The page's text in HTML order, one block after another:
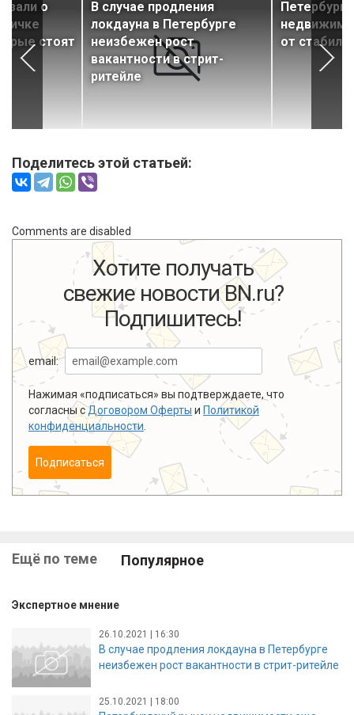
о
стоят
В случае продления
локдауна в Петербурге
неизбежен рост
вакантности в стрит-
ритейле
от
Поделитесь этой статьей:
Comments are disabled
Хотите получать
свежие новости BN.ru?
Подпишитесь!
email:
Нажимая «подписаться» вы подтверждаете, что
согласны сДоговором Оферты и Политикой
конфиденциальности
Подписаться
Ещё по теме Популярное
Экспертное мнение
26.10.2021 | 16:30
В случае продления локдауна в Петербурге
неизбежен рост вакантности в стрит-ритейле
25.10.2021 | 18:00